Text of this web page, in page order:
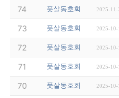
74 12/12(금) 晴海西中
풋살동호회 2025-11-
73 11/27(목) 1900-
풋살동호회 2025-10-
72 11/12(수) 1900-
풋살동호회 2025-10-
71 11/6(목) 1900-2100
풋살동호회 2025-10-
70 10/27(월) 1900-
풋살동호회 2025-10-